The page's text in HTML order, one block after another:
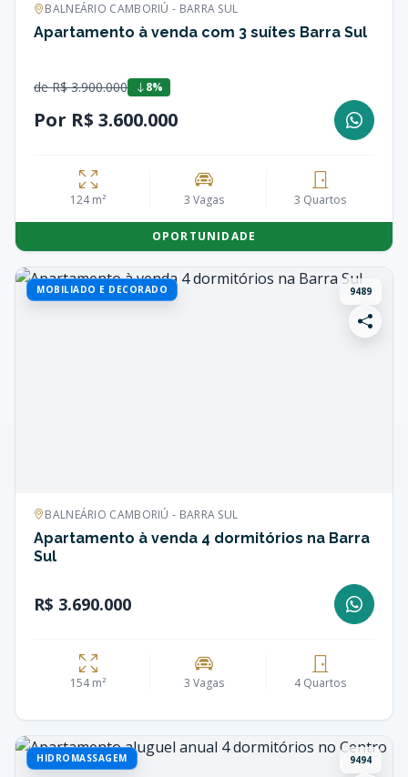
BALNEÁRIO CAMBORIÚ - BARRA SUL
Apartamento à venda com 3 suítes Barra Sul
de R$ 3.900.000 8%
Por R$ 3.600.000
124 m² 3 Vagas 3 Quartos
OPORTUNIDADE
MOBILIADO E DECORADO 9489
BALNEÁRIO CAMBORIÚ - BARRA SUL
Apartamento à venda 4 dormitórios na Barra
Sul
R$ 3.690.000
154 m² 3 Vagas 4 Quartos
HIDROMASSAGEM 9494